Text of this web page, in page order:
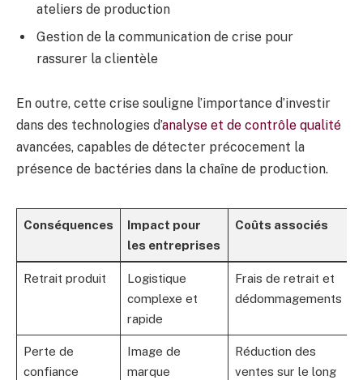
ateliers de production
Gestion de la communication de crise pour
rassurer la clientèle
En outre, cette crise souligne l’importance d’investir
dans des technologies d’analyse et de contrôle qualité
avancées, capables de détecter précocement la
présence de bactéries dans la chaîne de production.
Conséquences
Impact pour
les entreprises
Coûts associés
Retrait produit
Logistique
complexe et
rapide
Frais de retrait et
dédommagements
Perte de
confiance
Image de
marque
Réduction des
ventes sur le long